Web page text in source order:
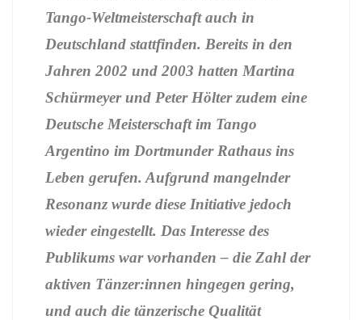
Tango-Weltmeisterschaft auch in
Deutschland stattfinden. Bereits in den
Jahren 2002 und 2003 hatten Martina
Schürmeyer und Peter Hölter zudem eine
Deutsche Meisterschaft im Tango
Argentino im Dortmunder Rathaus ins
Leben gerufen. Aufgrund mangelnder
Resonanz wurde diese Initiative jedoch
wieder eingestellt. Das Interesse des
Publikums war vorhanden – die Zahl der
aktiven Tänzer:innen hingegen gering,
und auch die tänzerische Qualität